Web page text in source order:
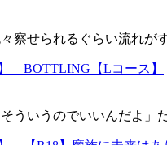
察せられるぐらい流れが
BOTTLING【Lコース】
ういうのでいいんだよ」